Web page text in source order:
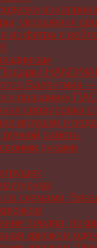
из капрона
украшения
из фетра и
Валентина
к празднику
сервировка
игрушки и
ручной работы
руками
схемами.
пледов,
крючком